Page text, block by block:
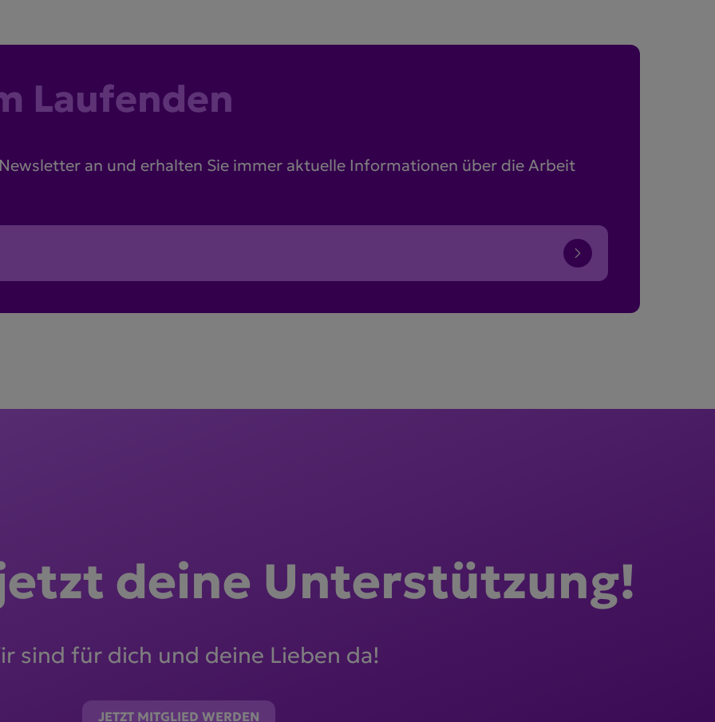
Laufenden
an und erhalten Sie immer aktuelle Informationen über die Arbeit
deine Unter­stützung!
sind für dich und deine Lieben da!
JETZT MITGLIED WERDEN